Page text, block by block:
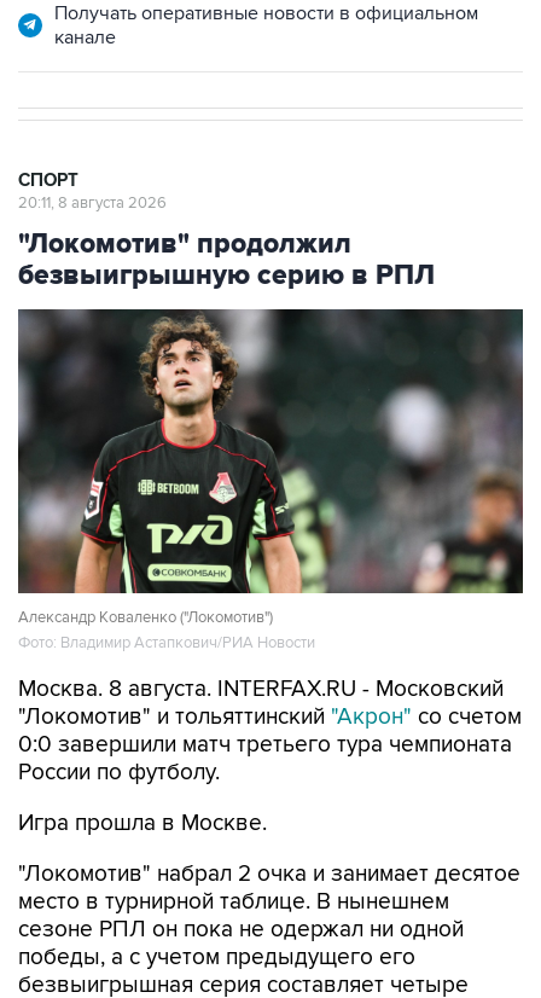
Получать оперативные новости в официальном
канале
СПОРТ
20:11, 8 августа 2026
"Локомотив" продолжил
безвыигрышную серию в РПЛ
Александр Коваленко ("Локомотив")
Фото: Владимир Астапкович/РИА Новости
Москва. 8 августа. INTERFAX.RU - Московский
"Локомотив" и тольяттинский "Акрон" со счетом
0:0 завершили матч третьего тура чемпионата
России по футболу.
Игра прошла в Москве.
"Локомотив" набрал 2 очка и занимает десятое
место в турнирной таблице. В нынешнем
сезоне РПЛ он пока не одержал ни одной
победы, а с учетом предыдущего его
безвыигрышная серия составляет четыре